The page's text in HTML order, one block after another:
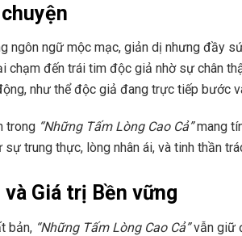
ngôn ngữ mộc mạc, giản dị nhưng đầy
chạm đến trái tim độc giả nhờ sự chân
như thể độc giả đang trực tiếp bước
trong “Những Tấm Lòng Cao Cả”mang
trung thực, lòng nhân ái, và tinh thần
Giá trị Bền vững
bản, “Những Tấm Lòng Cao Cả”vẫn giữ